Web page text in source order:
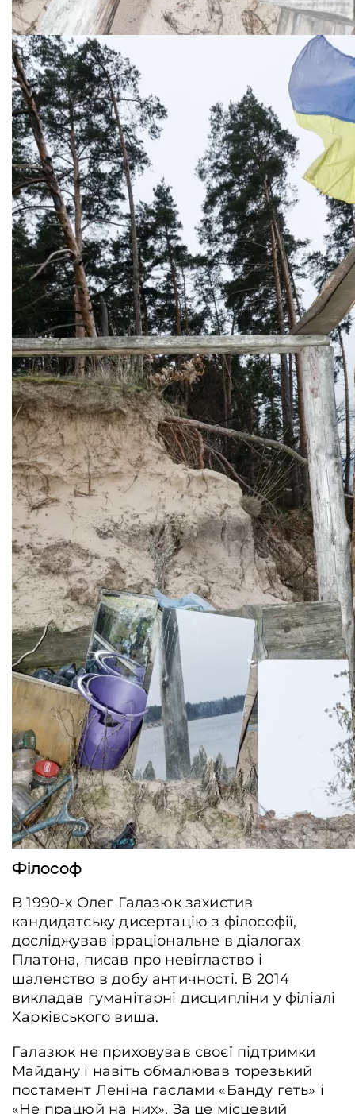
Філософ
В 1990-х Олег Галазюк захистив
кандидатську дисертацію з філософії,
досліджував ірраціональне в діалогах
Платона, писав про невігластво і
шаленство в добу античності. В 2014
викладав гуманітарні дисципліни у філіалі
Харківського виша.
Галазюк не приховував своєї підтримки
Майдану і навіть обмалював торезький
постамент Леніна гаслами «Банду геть» і
«Не працюй на них». За це місцевий